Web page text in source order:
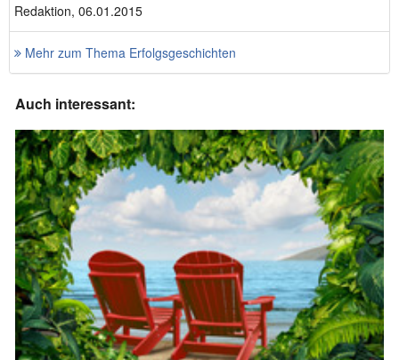
Redaktion, 06.01.2015
Mehr zum Thema Erfolgsgeschichten
Auch interessant: